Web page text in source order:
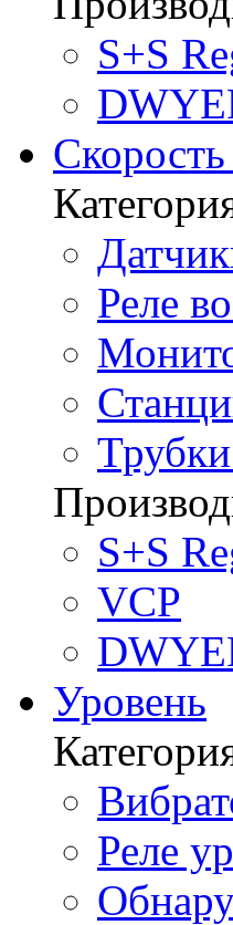
S+S
Скорость
Реле
S+S
VCP
Уровень
Реле